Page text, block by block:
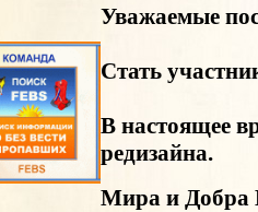
Уважаемые
Стать
В настоящее
редизайна.
Мира и Добра